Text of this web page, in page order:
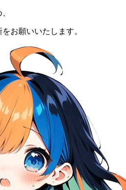
お願いいたします。